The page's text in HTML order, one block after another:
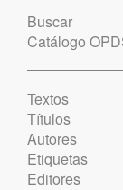
Buscar
Catálogo
Textos
Títulos
Autores
Etiquetas
Editores